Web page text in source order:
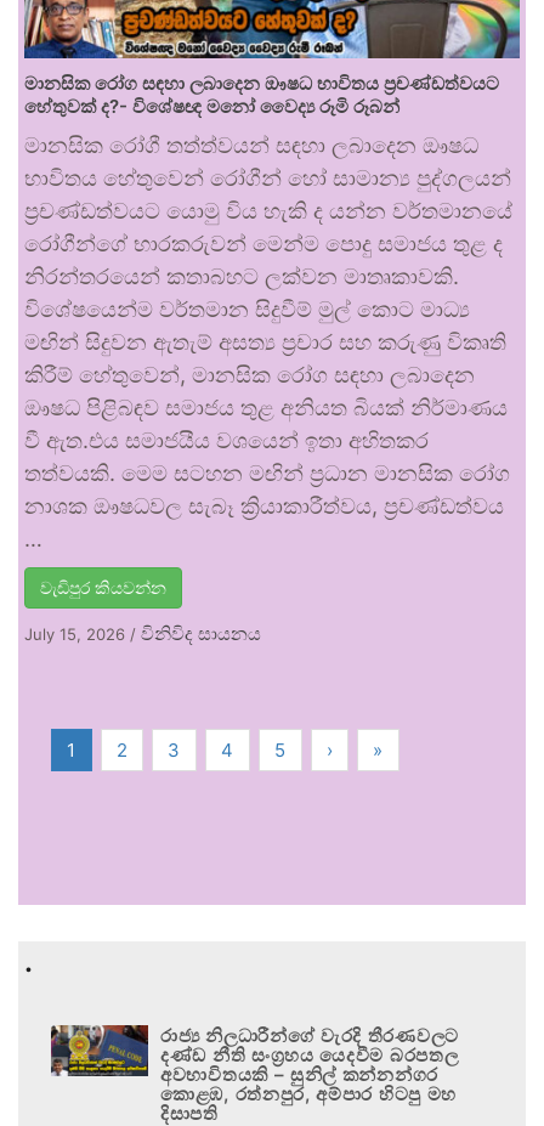
මානසික රෝග සඳහා ලබාදෙන ඖෂධ භාවිතය ප්‍රචණ්ඩත්වයට
හේතුවක් ද?- විශේෂඥ මනෝ වෛද්‍ය රූමි රූබන්
මානසික රෝගී තත්ත්වයන් සඳහා ලබාදෙන ඖෂධ
භාවිතය හේතුවෙන් රෝගීන් හෝ සාමාන්‍ය පුද්ගලයන්
ප්‍රචණ්ඩත්වයට යොමු විය හැකි ද යන්න වර්තමානයේ
රෝගීන්ගේ භාරකරුවන් මෙන්ම පොදු සමාජය තුළ ද
නිරන්තරයෙන් කතාබහට ලක්වන මාතෘකාවකි.
විශේෂයෙන්ම වර්තමාන සිදුවීම් මුල් කොට මාධ්‍ය
මඟින් සිදුවන ඇතැම් අසත්‍ය ප්‍රචාර සහ කරුණු විකෘති
කිරීම් හේතුවෙන්, මානසික රෝග සඳහා ලබාදෙන
ඖෂධ පිළිබඳව සමාජය තුළ අනියත බියක් නිර්මාණය
වී ඇත.එය සමාජයීය වශයෙන් ඉතා අහිතකර
තත්වයකි. මෙම සටහන මඟින් ප්‍රධාන මානසික රෝග
නාශක ඖෂධවල සැබෑ ක්‍රියාකාරීත්වය, ප්‍රචණ්ඩත්වය
…
වැඩිපුර කියවන්න
July 15, 2026 / විනිවිද සායනය
1 2 3 4 5 › »
.
රාජ්‍ය නිලධාරීන්ගේ වැරදි තීරණවලට
දණ්ඩ නීති සංග්‍රහය යෙදවීම බරපතල
අවභාවිතයකි – සුනිල් කන්නන්ගර
කොළඹ, රත්නපුර, අම්පාර හිටපු මහ
දිසාපති